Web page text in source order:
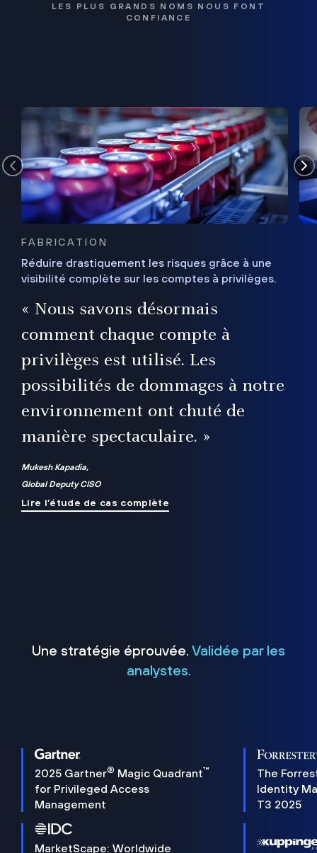
LES PLUS GRANDS NOMS NOUS FONT
CONFIANCE
FABRICATION
Réduire drastiquement les risques grâce à une
visibilité complète sur les comptes à privilèges.
« Nous savons désormais
comment chaque compte à
privilèges est utilisé. Les
possibilités de dommages à notre
environnement ont chuté de
manière spectaculaire. »
Mukesh Kapadia,
Global Deputy CISO
Lire l’étude de cas complète
Une stratégie éprouvée. Validée par les
analystes.
2025 Gartner® Magic Quadrant™
for Privileged Access
Management
The
Identity
T3 2025
MarketScape: Worldwide